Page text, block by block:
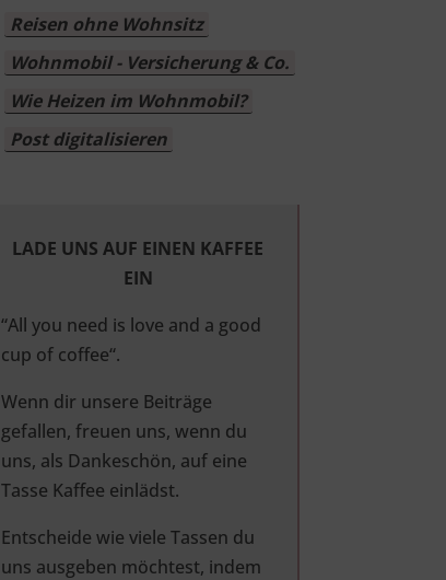
Reisen ohne Wohnsitz
Wohnmobil - Versicherung & Co.
Wie Heizen im Wohnmobil?
Post digitalisieren
LADE UNS AUF EINEN KAFFEE
EIN
“All you need is love and a good
cup of coffee“.
Wenn dir unsere Beiträge
gefallen, freuen uns, wenn du
uns, als Dankeschön, auf eine
Tasse Kaffee einlädst.
Entscheide wie viele Tassen du
uns ausgeben möchtest, indem